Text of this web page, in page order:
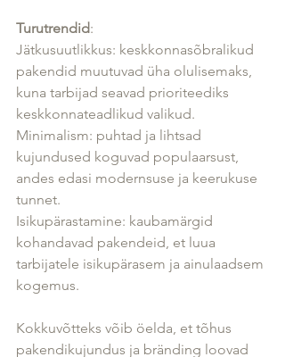
Turutrendid:
Jätkusuutlikkus: keskkonnasõbralikud
pakendid muutuvad üha olulisemaks,
kuna tarbijad seavad prioriteediks
keskkonnateadlikud valikud.
Minimalism: puhtad ja lihtsad
kujundused koguvad populaarsust,
andes edasi modernsuse ja keerukuse
tunnet.
Isikupärastamine: kaubamärgid
kohandavad pakendeid, et luua
tarbijatele isikupärasem ja ainulaadsem
kogemus.
Kokkuvõtteks võib öelda, et tõhus
pakendikujundus ja bränding loovad